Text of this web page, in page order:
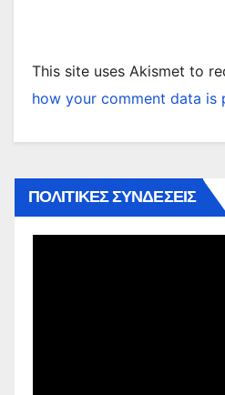
This site uses Akismet to
how your comment data is
ΠΟΛΙΤΙΚΕΣ ΣΥΝΔΕΣΕΙΣ